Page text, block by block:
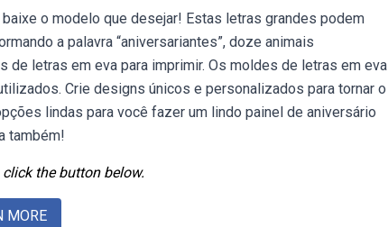
o modelo que desejar! Estas letras grandes podem
a palavra “aniversariantes”, doze animais
de letras em eva para imprimir. Os moldes de letras em eva
Crie designs únicos e personalizados para tornar o
lindas para você fazer um lindo painel de aniversário
também!
the button below.
MORE